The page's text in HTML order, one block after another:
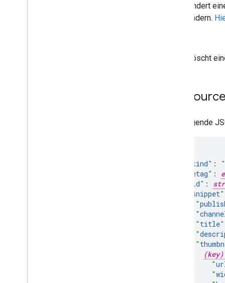
Ändert
ändern.
Löscht
Die folgende
kind" :
etag" :
id" :
snippet"
"
"
" title"
"
"
(key)
"
"